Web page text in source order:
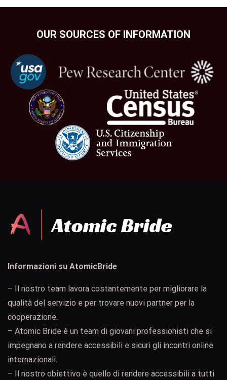
OUR SOURCES OF INFORMATION
Informazioni su AtomicBride
– Il nostro team lavora costantemente per migliorare la
qualità del servizio e per trovare nuovi partner per la
cooperazione.
– Atomic Bride è un team di giovani professionisti che si
impegnano a rendere accessibili e sicuri gli incontri online
internazionali.
– Il nostro obiettivo è quello di rendere accessibili a tutti